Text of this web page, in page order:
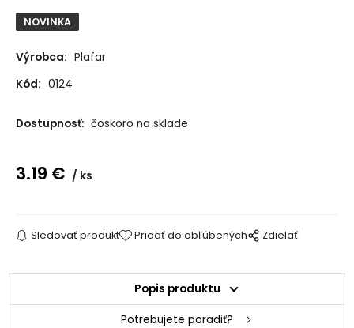
NOVINKA
Výrobca: Plafar
Kód: 0124
Dostupnosť: čoskoro na sklade
3.19 € ks
Sledovať produkt Pridať do obľúbených Zdielať
Popis produktu
Potrebujete poradiť?